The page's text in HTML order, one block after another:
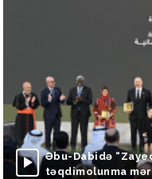
Əbu-Dabidə
təqdimolunma